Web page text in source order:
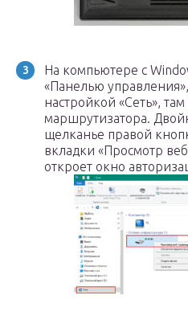
На компьютере с
«Панелью
настройкой «Сеть»,
маршрутизатора.
щелканье правой
вкладки «Просмотр
откроет окно